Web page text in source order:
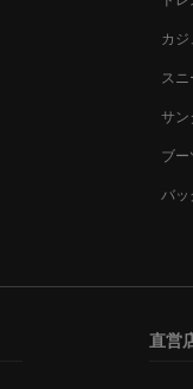
カ
ス
サン
ブー
バ
直営